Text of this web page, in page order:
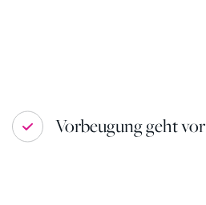
Vorbeugung geht vor